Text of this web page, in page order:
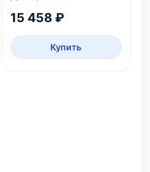
15 458 ₽
Купить